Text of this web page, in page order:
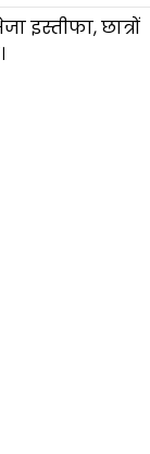
इस्तीफा, छात्रों